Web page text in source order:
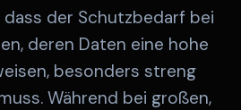
der Schutzbedarf bei
deren Daten eine hohe
besonders streng
Während bei großen,